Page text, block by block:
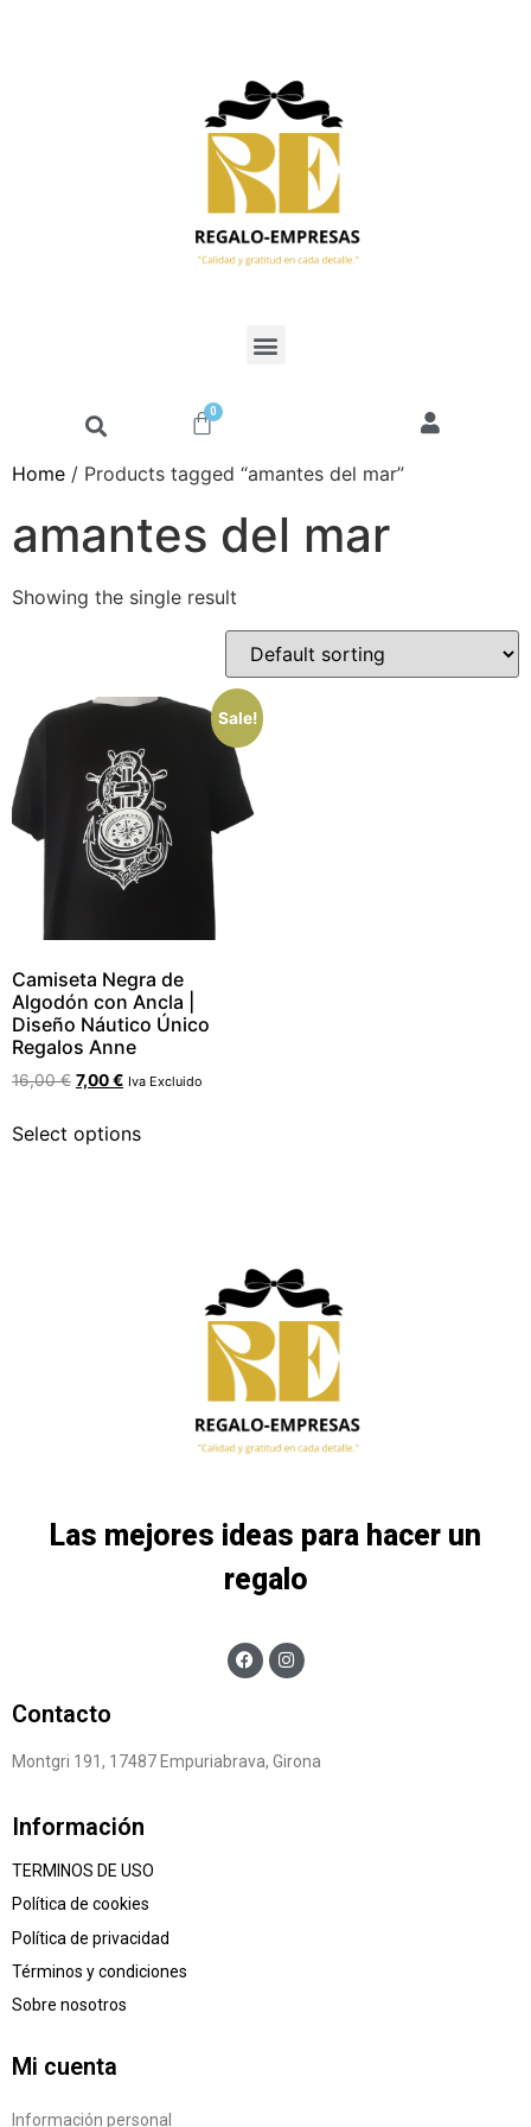
0
Home / Products tagged “amantes del mar”
amantes del mar
Showing the single result
Sale!
Camiseta Negra de
Algodón con Ancla |
Diseño Náutico Único
Regalos Anne
16,00€ 7,00€ Iva Excluido
Select options
Las mejores ideas para hacer un
regalo
Contacto
Montgri 191, 17487 Empuriabrava, Girona
Información
TERMINOS DE USO
Política de cookies
Política de privacidad
Términos y condiciones
Sobre nosotros
Mi cuenta
Información personal